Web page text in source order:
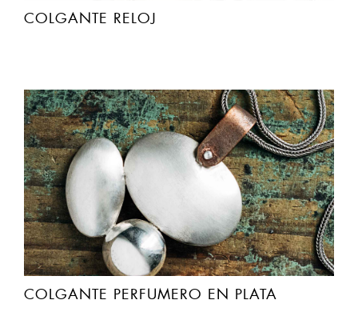
COLGANTE PERFUMERO EN PLATA